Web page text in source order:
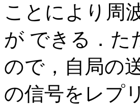
ことにより周
が できる．た
ので，自局の
の信号をレプ